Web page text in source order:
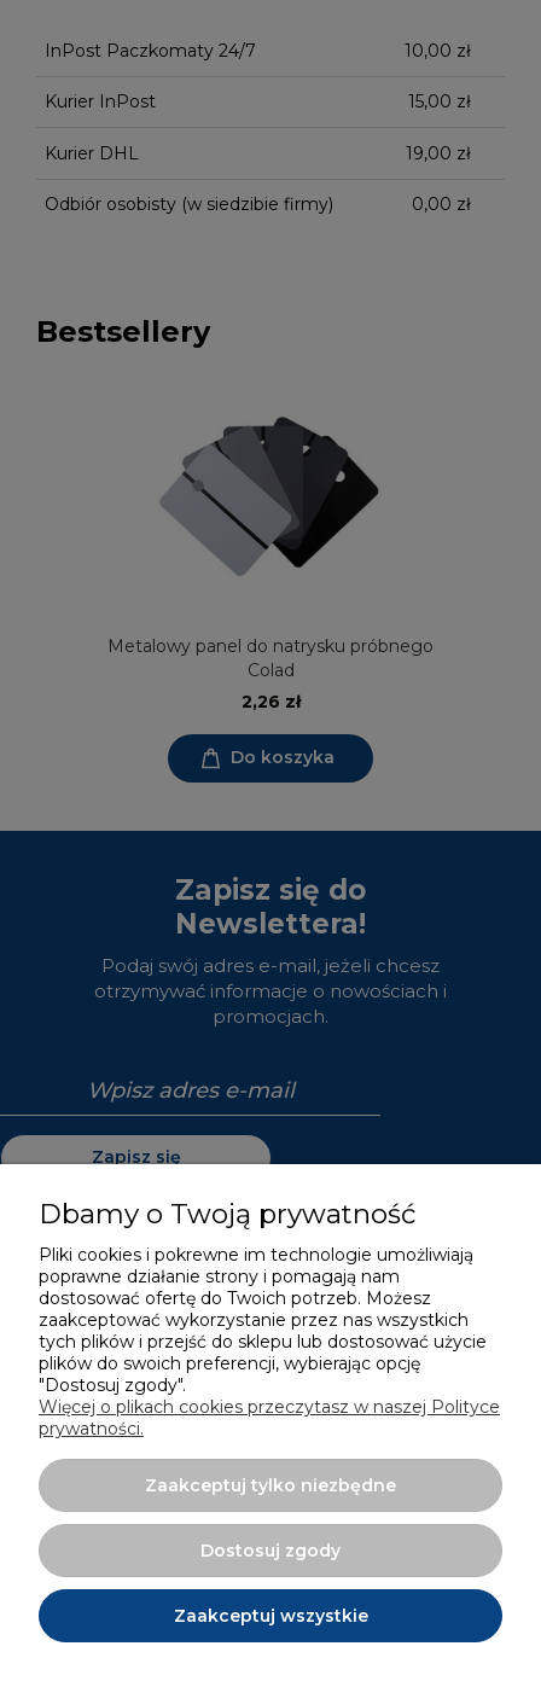
InPost Paczkomaty 24/7 10,00 zł
Kurier InPost 15,00 zł
Kurier DHL 19,00 zł
Odbiór osobisty (w siedzibie firmy) 0,00 zł
Bestsellery
Metalowy panel do natrysku próbnego
Colad
2,26 zł
Do koszyka
Zapisz się do
Newslettera!
Podaj swój adres e-mail, jeżeli chcesz
otrzymywać informacje o nowościach i
promocjach.
Zapisz się
Pomoc
Moje konto
Płatności i dostawa
Informacje
O nas
Projekt i wykonanie:Ecommercy.pl
Dbamy o Twoją prywatność
Pliki cookies i pokrewne im technologie umożliwiają
poprawne działanie strony i pomagają nam
dostosować ofertę do Twoich potrzeb. Możesz
zaakceptować wykorzystanie przez nas wszystkich
tych plików i przejść do sklepu lub dostosować użycie
plików do swoich preferencji, wybierając opcję
"Dostosuj zgody".
Więcej o plikach cookies przeczytasz w naszej Polityce
prywatności.
Zaakceptuj tylko niezbędne
Dostosuj zgody
Zaakceptuj wszystkie